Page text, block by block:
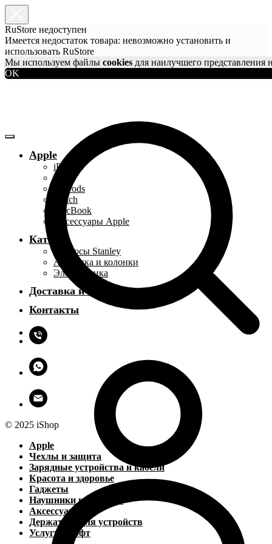
RuStore недоступен
Имеется недостаток товара: невозможно установить и
использовать RuStore
Мы используем файлы cookies для наилучшего представления
OK
Apple
iPhone
iPad
AirPods
Watch
MacBook
Аксессуары Apple
Каталог
Термосы Stanley
Акустика и колонки
Электроника
Доставка и оплата
Контакты
© 2025 iShop
Apple
Чехлы и защита
Зарядные устройства и кабели
Красота и здоровье
Гаджеты
Наушники и колонки
Аксессуары
Держатели для устройств
Услуги и софт